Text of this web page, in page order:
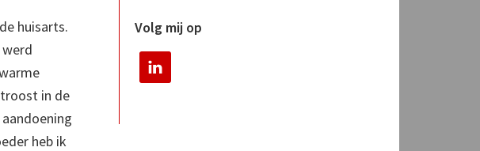
huisarts.
in de
heb ik
Volg mij op